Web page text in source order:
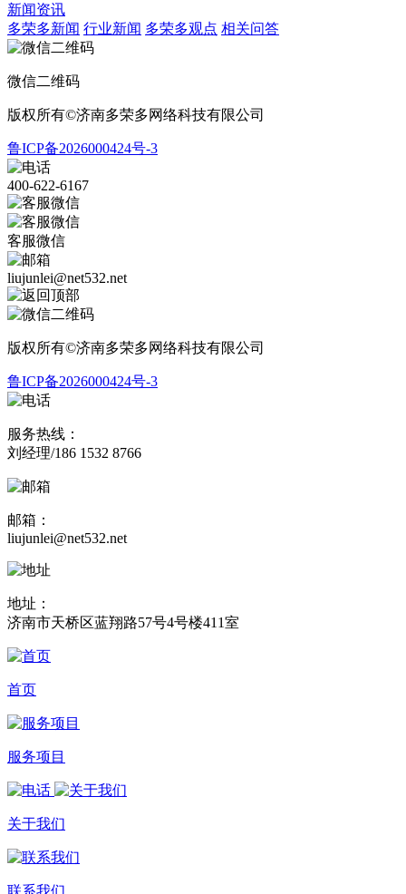
新闻资讯
多荣多新闻 行业新闻 多荣多观点 相关问答
微信二维码
版权所有©济南多荣多网络科技有限公司
鲁ICP备2026000424号-3
400-622-6167
客服微信
liujunlei@net532.net
版权所有©济南多荣多网络科技有限公司
鲁ICP备2026000424号-3
服务热线：
刘经理/186 1532 8766
邮箱：
liujunlei@net532.net
地址：
济南市天桥区蓝翔路57号4号楼411室
首页
服务项目
关于我们
联系我们